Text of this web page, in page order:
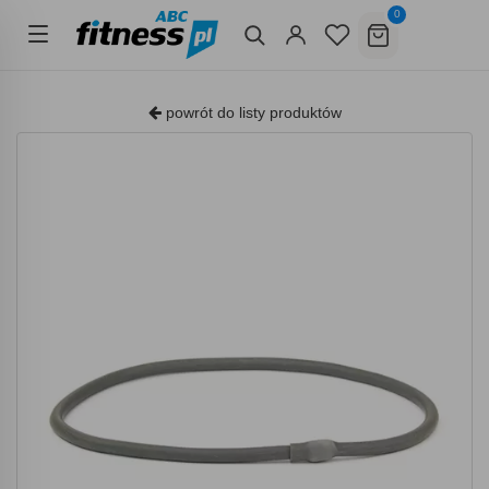
0
powrót do listy produktów